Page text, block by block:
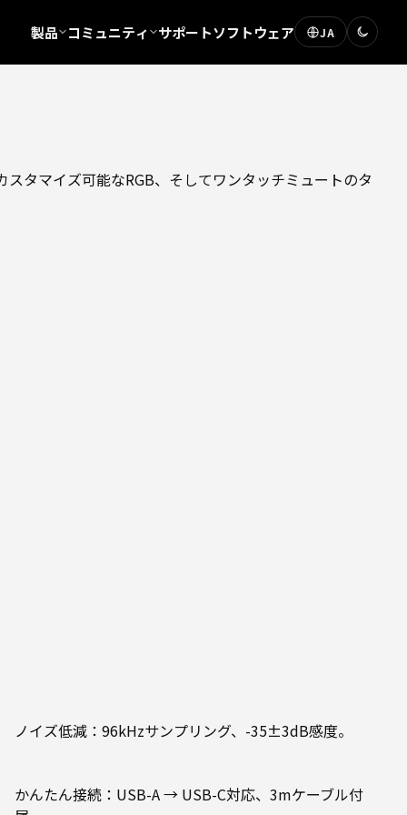
製品 コミュニティ サポートソフトウェア JA
タマイズ可能なRGB、そしてワンタッチミュートのタ
ノイズ低減：96kHzサンプリング、-35±3dB感度。
かんたん接続：USB-A → USB-C対応、3mケーブル付